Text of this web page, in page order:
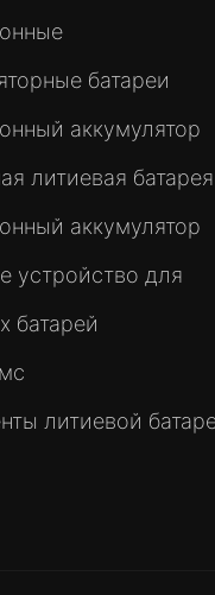
батареи
аккумулятор
литиевая батарея
аккумулятор
устройство для
батарей
литиевой